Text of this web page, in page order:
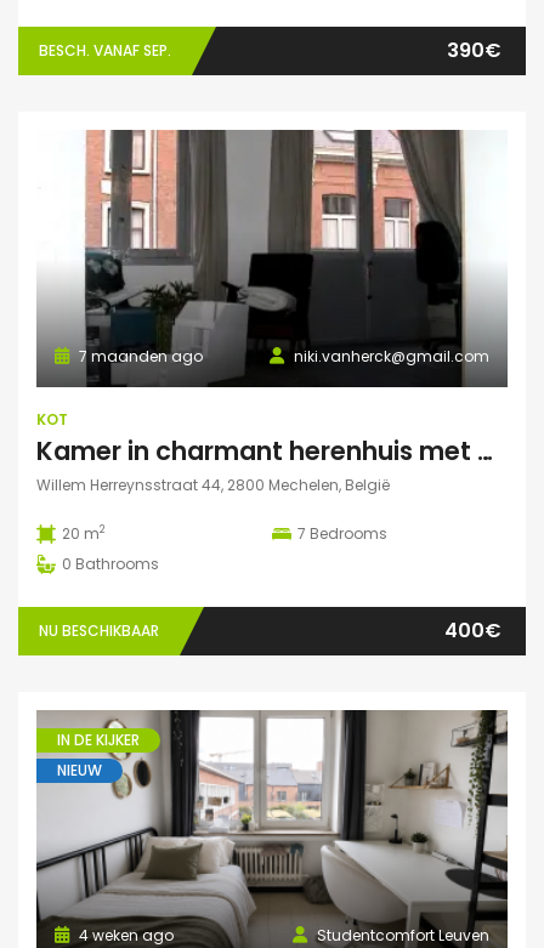
BESCH. VANAF SEP. 390€
niki.vanherck@gmail.com
7 maanden ago
KOT
Kamer in charmant herenhuis met grote zonnige tuin
Willem Herreynsstraat 44, 2800 Mechelen, België
20 m2 7 Bedrooms
0 Bathrooms
NU BESCHIKBAAR 400€
IN DE KIJKER
NIEUW
Studentcomfort Leuven
4 weken ago